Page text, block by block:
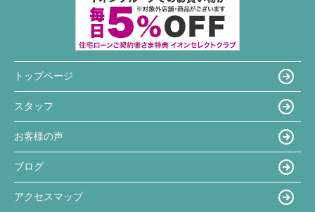
トップページ
スタッフ
お客様の声
ブログ
アクセスマップ